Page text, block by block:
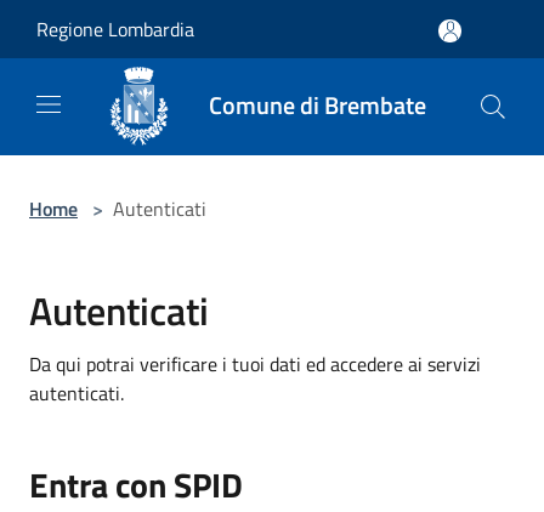
Regione Lombardia
Comune di Brembate
Home > Autenticati
Autenticati
Da qui potrai verificare i tuoi dati ed accedere ai servizi
autenticati.
Entra con SPID